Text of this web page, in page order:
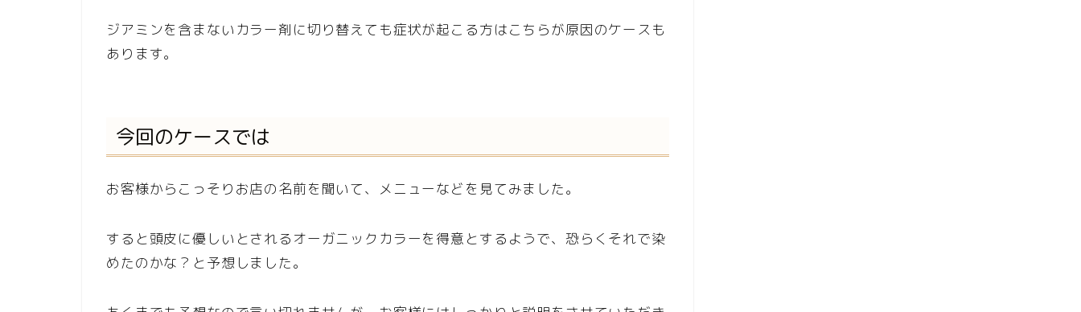
ジアミンを含まないカラー剤に切り替えても症状が起こる方はこちらが原因のケースも
あります。
今回のケースでは
お客様からこっそりお店の名前を聞いて、メニューなどを見てみました。
すると頭皮に優しいとされるオーガニックカラーを得意とするようで、恐らくそれで染
めたのかな？と予想しました。